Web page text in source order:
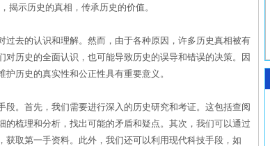
揭示历史的真相，传承历史的价值。
过去的认识和理解。然而，由于各种原因，许多历史真相被有
历史的全面认识，也可能导致历史的误导和错误的决策。因
历史的真实性和公正性具有重要意义。
段。首先，我们需要进行深入的历史研究和考证。这包括查阅
梳理和分析，找出可能的矛盾和疑点。其次，我们可以通过
取第一手资料。此外，我们还可以利用现代科技手段，如